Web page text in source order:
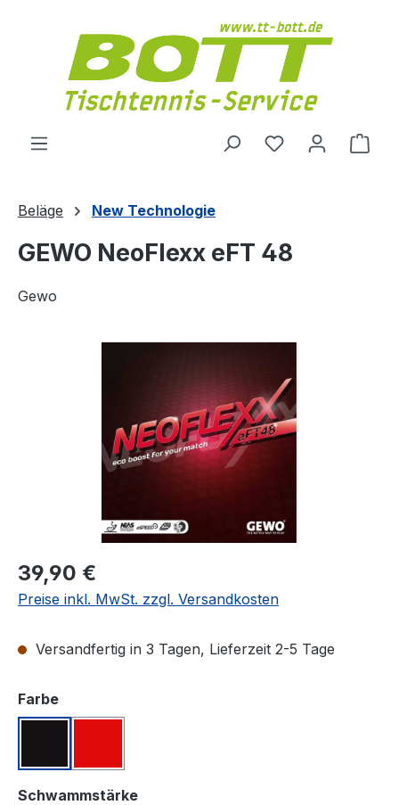
Du hast 0
Beläge New Technologie
GEWO NeoFlexx eFT 48
Gewo
Regulärer Preis:
39,90 €
Preise inkl. MwSt. zzgl. Versandkosten
Versandfertig in 3 Tagen, Lieferzeit 2-5 Tage
Farbeauswählen
Schwammstärkeauswählen